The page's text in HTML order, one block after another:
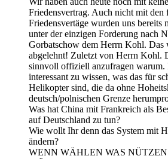
Friedensvertrag. Auch nicht mit den
Friedensvertäge wurden uns bereits
unter der einzigen Forderung nach
Gorbatschow dem Herrn Kohl. Das
abgelehnt! Zuletzt von Herrn Kohl.
sinnvoll offiziell anzufragen warum.
interessant zu wissen, was das für
Helikopter sind, die da ohne
deutsch/polnischen Grenze
Was hat China mit Frankreich als
auf Deutschland zu tun?
Wie wollt Ihr denn das System mit
ändern?
WENN WÄHLEN WAS